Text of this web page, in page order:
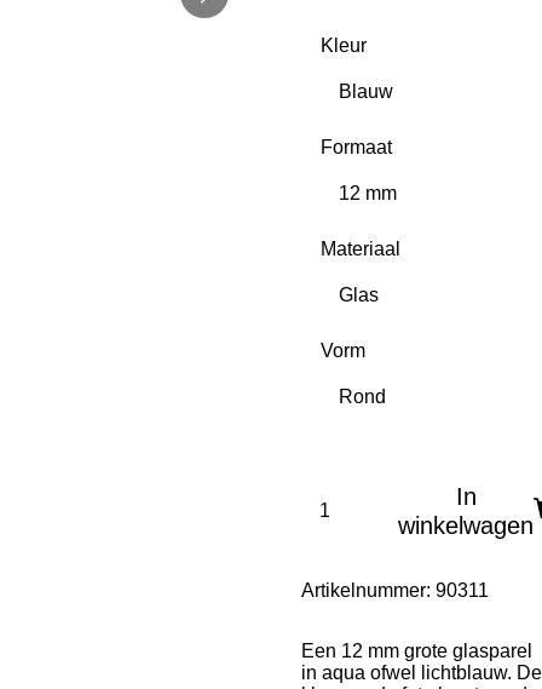
Kleur
Formaat
Materiaal
Vorm
In
winkelwagen
Artikelnummer: 90311
Een 12 mm grote glasparel
in aqua ofwel lichtblauw. De